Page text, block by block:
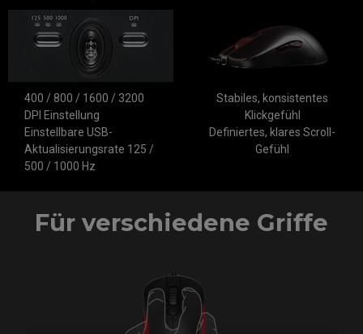
400 / 800 / 1600 / 3200
DPI Einstellung
Einstellbare USB-
Aktualisierungsrate 125 /
500 / 1000 Hz
Stabiles, konsistentes
Klickgefühl
Definiertes, klares Scroll-
Gefühl
Für verschiedene Griffe